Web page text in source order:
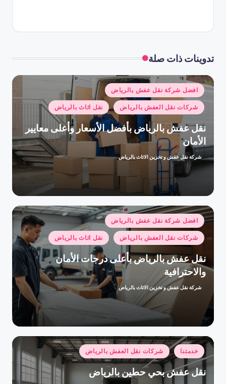
تدوينات ذات صلة
نُشر
في
افضل شركة نقل عفش بالرياض
شركات نقل العفش بالرياض نقل اثاث بالرياض
نقل عفش بالرياض بأفضل الأسعار وأعلى معايير
الأمان
تمّ
بواسطة
شركة نقل عفش و تخزين الاثاث بالرياض
نُشر
في
افضل شركة نقل عفش بالرياض
شركات نقل العفش بالرياض نقل اثاث بالرياض
نقل عفش بالرياض بأعلى درجات الأمان
والاحترافية
تمّ
شركة نقل عفش و تخزين الاثاث بالرياض
نُشر
في
خدمتنا شركات نقل العفش بالرياض
نقل عفش بحي حطين بالرياض